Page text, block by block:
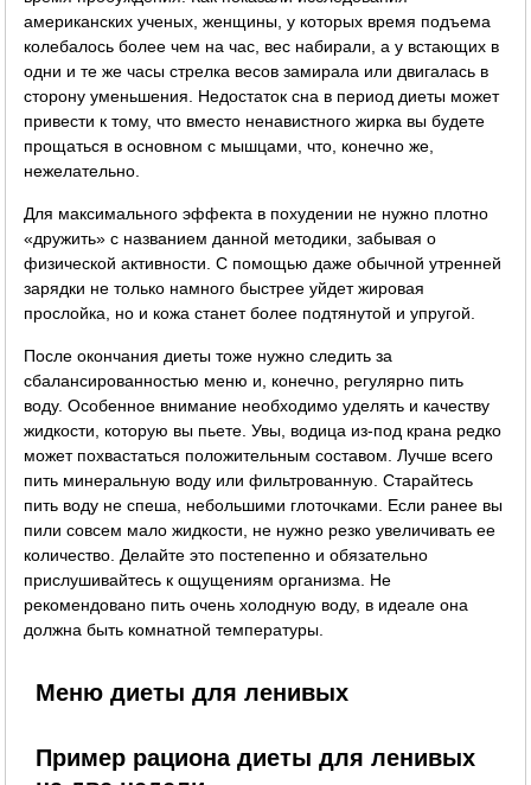
американских ученых, женщины, у которых время подъема
колебалось более чем на час, вес набирали, а у встающих в
одни и те же часы стрелка весов замирала или двигалась в
сторону уменьшения. Недостаток сна в период диеты может
привести к тому, что вместо ненавистного жирка вы будете
прощаться в основном с мышцами, что, конечно же,
нежелательно.
Для максимального эффекта в похудении не нужно плотно
«дружить» с названием данной методики, забывая о
физической активности. С помощью даже обычной утренней
зарядки не только намного быстрее уйдет жировая
прослойка, но и кожа станет более подтянутой и упругой.
После окончания диеты тоже нужно следить за
сбалансированностью меню и, конечно, регулярно пить
воду. Особенное внимание необходимо уделять и качеству
жидкости, которую вы пьете. Увы, водица из-под крана редко
может похвастаться положительным составом. Лучше всего
пить минеральную воду или фильтрованную. Старайтесь
пить воду не спеша, небольшими глоточками. Если ранее вы
пили совсем мало жидкости, не нужно резко увеличивать ее
количество. Делайте это постепенно и обязательно
прислушивайтесь к ощущениям организма. Не
рекомендовано пить очень холодную воду, в идеале она
должна быть комнатной температуры.
Меню диеты для ленивых
Пример рациона диеты для ленивых